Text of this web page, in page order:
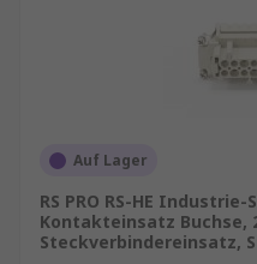
Auf Lager
RS PRO RS-HE
Kontakteinsatz Buchse,
Steckverbindereinsatz,